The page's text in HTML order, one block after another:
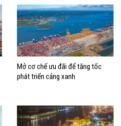
biển mạnh
Mở cơ chế ưu đãi để tăng tốc
phát triển cảng xanh